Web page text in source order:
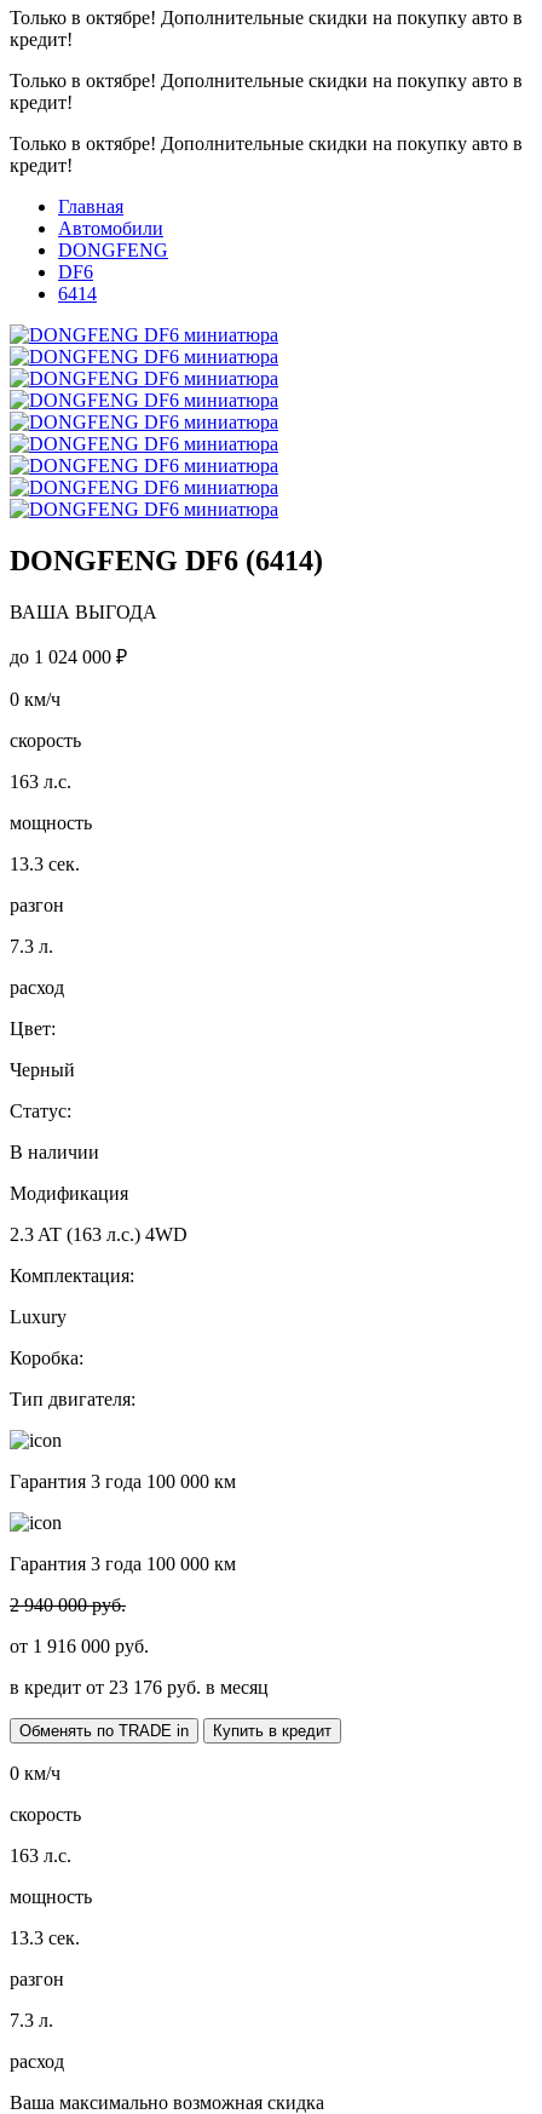
Только в октябре! Дополнительные скидки на покупку авто в
кредит!
Только в октябре! Дополнительные скидки на покупку авто в
кредит!
Только в октябре! Дополнительные скидки на покупку авто в
кредит!
Главная
Автомобили
DONGFENG
DF6
6414
DONGFENG DF6 (6414)
ВАША ВЫГОДА
до 1 024 000 ₽
0 км/ч
скорость
163 л.с.
мощность
13.3 сек.
разгон
7.3 л.
расход
Цвет:
Черный
Статус:
В наличии
Модификация
2.3 AT (163 л.с.) 4WD
Комплектация:
Luxury
Коробка:
Тип двигателя:
Гарантия 3 года 100 000 км
Гарантия 3 года 100 000 км
2 940 000 руб.
от 1 916 000 руб.
в кредит от 23 176 руб. в месяц
Обменять по TRADE in Купить в кредит
0 км/ч
скорость
163 л.с.
мощность
13.3 сек.
разгон
7.3 л.
расход
Ваша максимально возможная скидка